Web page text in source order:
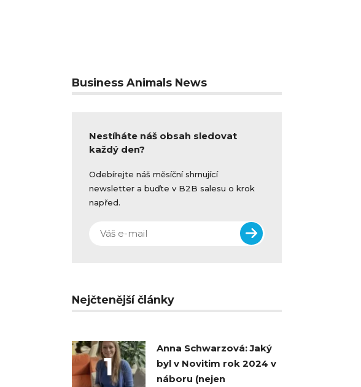
Business Animals News
Nestíháte náš obsah sledovat
každý den?
Odebírejte náš měsíční shrnující
newsletter a buďte v B2B salesu o krok
napřed.
Nejčtenější články
1
Anna Schwarzová: Jaký
byl v Novitim rok 2024 v
náboru (nejen